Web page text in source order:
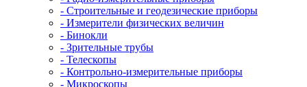
- Строительные и геодезические приборы
- Измерители физических величин
- Бинокли
- Зрительные трубы
- Телескопы
- Контрольно-измерительные приборы
- Микроскопы